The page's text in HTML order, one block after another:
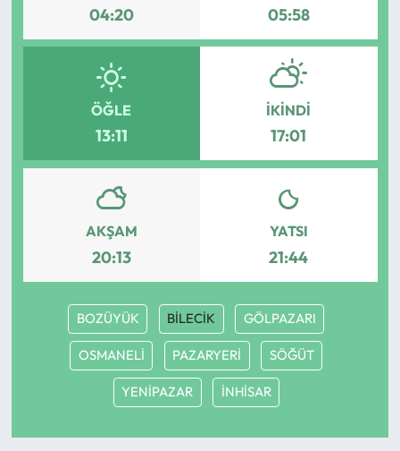
04:20 05:58
ÖĞLE
13:11
İKINDI
17:01
AKŞAM
20:13
YATSI
21:44
BOZÜYÜK BİLECİK GÖLPAZARI
OSMANELİ PAZARYERİ SÖĞÜT
YENİPAZAR İNHİSAR